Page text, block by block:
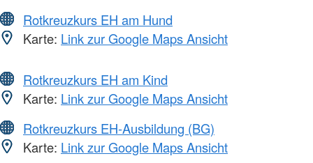
Rotkreuzkurs EH am Hund
Karte: Link zur Google Maps Ansicht
Rotkreuzkurs EH am Kind
Karte: Link zur Google Maps Ansicht
Rotkreuzkurs EH-Ausbildung (BG)
Karte: Link zur Google Maps Ansicht